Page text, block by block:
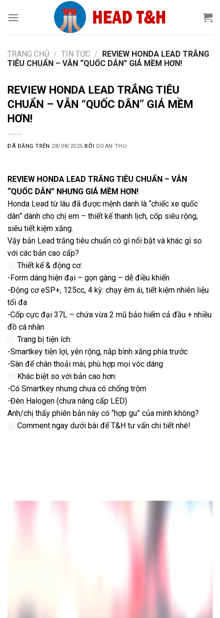
đến
TRANG CHỦ / TIN TỨC / REVIEW HONDA LEAD TRẮNG
TIÊU CHUẨN – VẪN “QUỐC DÂN” GIÁ MỀM HƠN!
REVIEW HONDA LEAD TRẮNG TIÊU
CHUẨN – VẪN “QUỐC DÂN” GIÁ MỀM
HƠN!
ĐÃ ĐĂNG TRÊN 28/08/2025 BỞI DOAN THU
REVIEW HONDA LEAD TRẮNG TIÊU CHUẨN – VẪN
“QUỐC DÂN” NHƯNG GIÁ MỀM HƠN!
Honda Lead từ lâu đã được mệnh danh là “chiếc xe quốc
dân” dành cho chị em – thiết kế thanh lịch, cốp siêu rộng,
siêu tiết kiệm xăng.
Vậy bản Lead trắng tiêu chuẩn có gì nổi bật và khác gì so
với các bản cao cấp?
Thiết kế & động cơ:
-Form dáng hiện đại – gọn gàng – dễ điều khiển
-Động cơ eSP+, 125cc, 4 kỳ: chạy êm ái, tiết kiệm nhiên liệu
tối đa
-Cốp cực đại 37L – chứa vừa 2 mũ bảo hiểm cả đầu + nhiều
đồ cá nhân
Trang bị tiện ích:
-Smartkey tiện lợi, yên rộng, nắp bình xăng phía trước
-Sàn để chân thoải mái, phù hợp mọi vóc dáng
Khác biệt so với bản cao hơn:
-Có Smartkey nhưng chưa có chống trộm
-Đèn Halogen (chưa nâng cấp LED)
Anh/chị thấy phiên bản này có “hợp gu” của mình không?
Comment ngay dưới bài để T&H tư vấn chi tiết nhé!